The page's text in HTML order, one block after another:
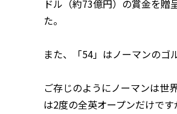
ドル（約73億円）の賞金を贈
た。
また、「54」はノーマンのゴ
ご存じのようにノーマンは世
は2度の全英オープンだけで